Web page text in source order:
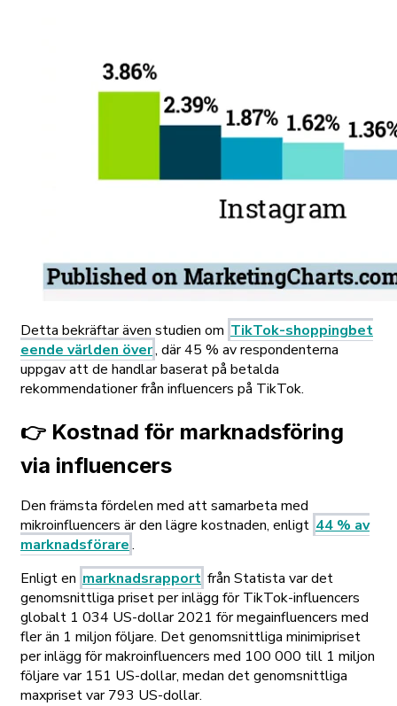
Detta bekräftar även studien om TikTok-shoppingbet
eende världen över, där 45 % av respondenterna
uppgav att de handlar baserat på betalda
rekommendationer från influencers på TikTok.
👉 Kostnad för marknadsföring
via influencers
Den främsta fördelen med att samarbeta med
mikroinfluencers är den lägre kostnaden, enligt 44 % av
marknadsförare.
Enligt en marknadsrapport från Statista var det
genomsnittliga priset per inlägg för TikTok-influencers
globalt 1 034 US-dollar 2021 för megainfluencers med
fler än 1 miljon följare. Det genomsnittliga minimipriset
per inlägg för makroinfluencers med 100 000 till 1 miljon
följare var 151 US-dollar, medan det genomsnittliga
maxpriset var 793 US-dollar.